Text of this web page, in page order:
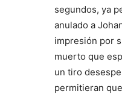
segundos, ya
anulado a
impresión por
muerto que
un tiro
permitieran